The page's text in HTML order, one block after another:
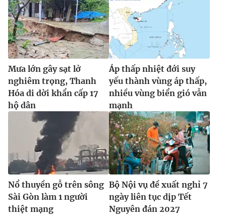
Mưa lớn gây sạt lở
nghiêm trọng, Thanh
Hóa di dời khẩn cấp 17
hộ dân
Áp thấp nhiệt đới suy
yếu thành vùng áp thấp,
nhiều vùng biển gió vẫn
mạnh
Nổ thuyền gỗ trên sông
Sài Gòn làm 1 người
thiệt mạng
Bộ Nội vụ đề xuất nghỉ 7
ngày liên tục dịp Tết
Nguyên đán 2027